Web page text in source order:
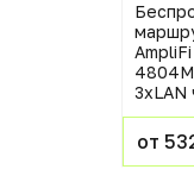
3xLAN
от